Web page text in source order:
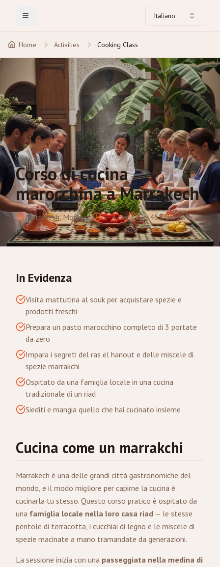
Toggle Menu Italiano
Home Activities Cooking Class
Corso di cucina
marocchina a Marrakech
Marrakech, Morocco 3–4 ore Da 45$/persona
In Evidenza
Visita mattutina al souk per acquistare spezie e
prodotti freschi
Prepara un pasto marocchino completo di 3 portate
da zero
Impara i segreti del ras el hanout e delle miscele di
spezie marrakchi
Ospitato da una famiglia locale in una cucina
tradizionale di un riad
Siediti e mangia quello che hai cucinato insieme
Cucina come un marrakchi
Marrakech è una delle grandi città gastronomiche del
mondo, e il modo migliore per capirne la cucina è
cucinarla tu stesso. Questo corso pratico è ospitato da
una famiglia locale nella loro casa riad — le stesse
pentole di terracotta, i cucchiai di legno e le miscele di
spezie macinate a mano tramandate da generazioni.
La sessione inizia con una passeggiata nella medina di